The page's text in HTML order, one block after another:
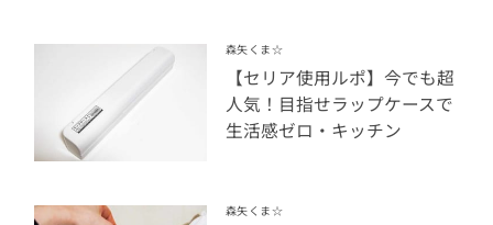
森矢くま☆
【セリア使用ルポ】今でも超
人気！目指せラップケースで
生活感ゼロ・キッチン
森矢くま☆